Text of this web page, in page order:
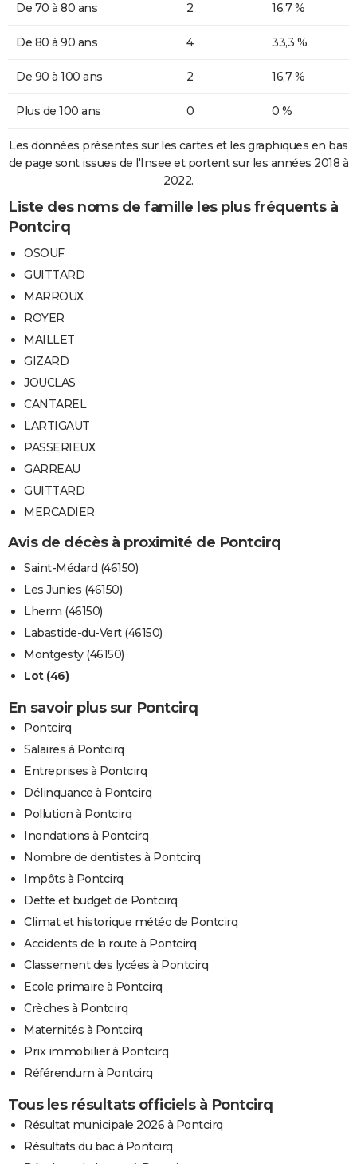
De 70 à 80 ans 2 16,7 %
De 80 à 90 ans 4 33,3 %
De 90 à 100 ans 2 16,7 %
Plus de 100 ans 0 0 %
Les données présentes sur les cartes et les graphiques en bas
de page sont issues de l'Insee et portent sur les années 2018 à
2022.
Liste des noms de famille les plus fréquents à
Pontcirq
OSOUF
GUITTARD
MARROUX
ROYER
MAILLET
GIZARD
JOUCLAS
CANTAREL
LARTIGAUT
PASSERIEUX
GARREAU
GUITTARD
MERCADIER
Avis de décès à proximité de Pontcirq
Saint-Médard (46150)
Les Junies (46150)
Lherm (46150)
Labastide-du-Vert (46150)
Montgesty (46150)
Lot (46)
En savoir plus sur Pontcirq
Pontcirq
Salaires à Pontcirq
Entreprises à Pontcirq
Délinquance à Pontcirq
Pollution à Pontcirq
Inondations à Pontcirq
Nombre de dentistes à Pontcirq
Impôts à Pontcirq
Dette et budget de Pontcirq
Climat et historique météo de Pontcirq
Accidents de la route à Pontcirq
Classement des lycées à Pontcirq
Ecole primaire à Pontcirq
Crèches à Pontcirq
Maternités à Pontcirq
Prix immobilier à Pontcirq
Référendum à Pontcirq
Tous les résultats officiels à Pontcirq
Résultat municipale 2026 à Pontcirq
Résultats du bac à Pontcirq